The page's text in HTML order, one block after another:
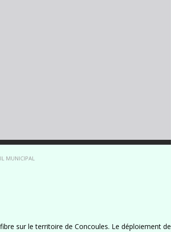
MUNICIPAL
sur le territoire de Concoules. Le déploiement de